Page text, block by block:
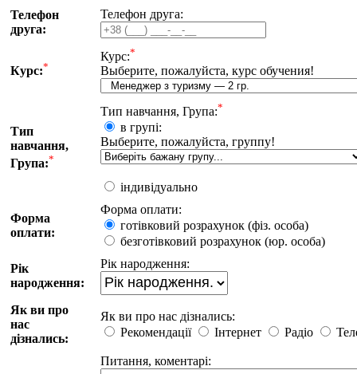
Телефон
друга:
Телефон друга:
Курс:*
Курс:*
Выберите, пожалуйста, курс обучения!
Тип
навчання,
Група:*
Тип навчання, Група:*
в групі:
Выберите, пожалуйста, группу!
iндивiдуально
Форма
оплати:
Форма оплати:
готiвковий розрахунок (фiз. особа)
безготiвковий розрахунок (юр. особа)
Рiк
народження:
Рiк народження:
Як ви про
нас
дізнались:
Як ви про нас дізнались:
Рекомендації
Iнтернет Радіо
Питання, коментарi: